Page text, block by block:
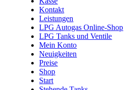
Kontakt
Leistungen
LPG Autogas Online-Shop
LPG Tanks und Ventile
Mein Konto
Neuigkeiten
Preise
Shop
Start